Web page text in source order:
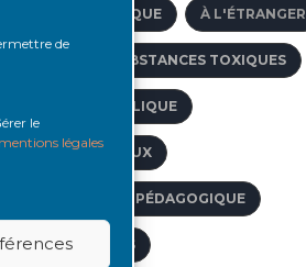
de
le
mentions légales
MÉTABOLIQUE À L'ÉTRANGER
DE SUBSTANCES TOXIQUES
MYCOPHÉNOLIQUE
PARAMÉDICAUX
PÉDAGOGIQUE
VASCULAIRES